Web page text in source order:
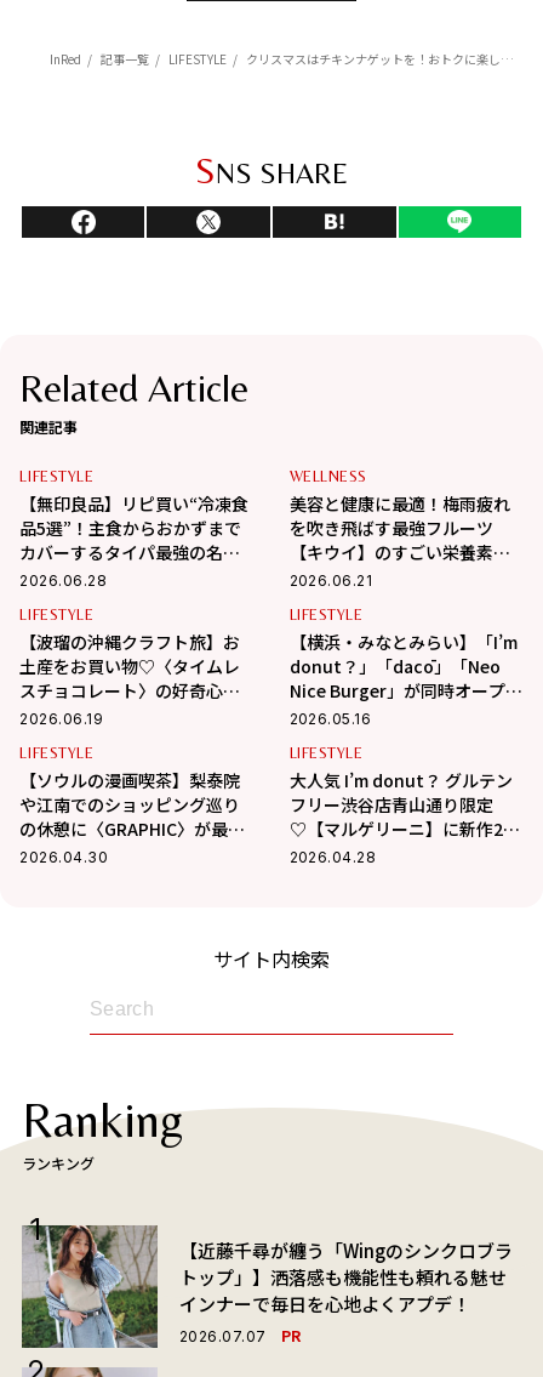
InRed 記事一覧 LIFESTYLE クリスマスはチキンナゲットを！おトクに楽しめるキャンペーンが実施中。Number_iの出演する最新TVCMもスタート
SNS SHARE
Related Article
関連記事
LIFESTYLE
【無印良品】リピ買い“冷凍食
品5選”！主食からおかずまで
カバーするタイパ最強の名品
レポ
2026.06.28
WELLNESS
美容と健康に最適！梅雨疲れ
を吹き飛ばす最強フルーツ
【キウイ】のすごい栄養素教
えます！
2026.06.21
LIFESTYLE
【波瑠の沖縄クラフト旅】お
土産をお買い物♡〈タイムレ
スチョコレート〉の好奇心を
刺激するチョコに夢中！
2026.06.19
LIFESTYLE
【横浜・みなとみらい】「I’m
donut？」「dacō」「Neo
Nice Burger」が同時オープ
ン！限定商品を全部見せ
2026.05.16
LIFESTYLE
【ソウルの漫画喫茶】梨泰院
や江南でのショッピング巡り
の休憩に〈GRAPHIC〉が最
適！
2026.04.30
LIFESTYLE
大人気 I’m donut？ グルテン
フリー渋谷店青山通り限定
♡【マルゲリーニ】に新作2種
が仲間入り！【取材レポ】
2026.04.28
サイト内検索
Ranking
ランキング
【近藤千尋が纏う「Wingのシンクロブラ
トップ」】洒落感も機能性も頼れる魅せ
インナーで毎日を心地よくアプデ！
2026.07.07 PR